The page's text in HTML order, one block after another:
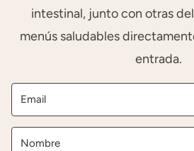
intestinal, junto con otras
menús saludables
entrada.